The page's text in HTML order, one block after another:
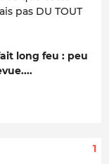
pas DU TOUT
long feu : peu
1